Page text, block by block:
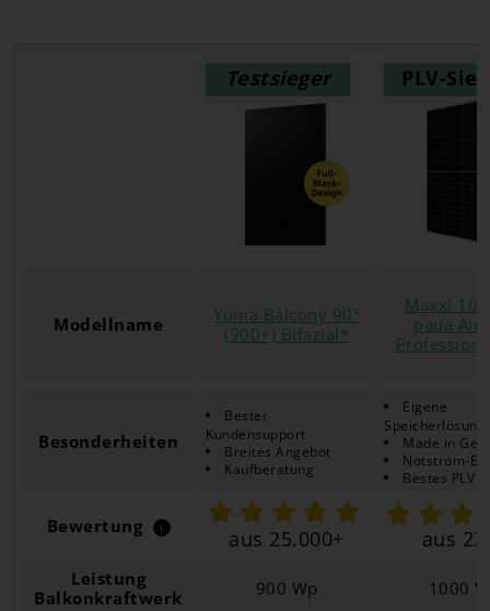
Testsieger PLV-
Modellname
Yuma Balcony 90°
(900+) Bifazial*
Maxxi
paua Air
Besonderheiten
Bester
Kundensupport
Breites Angebot
Kaufberatung
Eigene
Made in
Notstrom-
Bestes PLV
Bewertung i aus 25.000+ aus
Leistung
Balkonkraftwerk
900 Wp 1000